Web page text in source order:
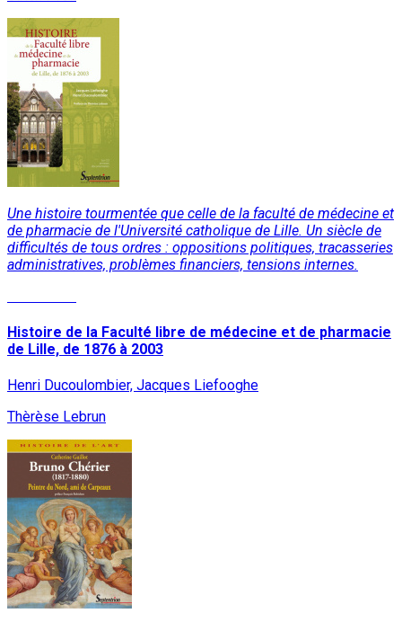
Une histoire tourmentée que celle de la faculté de médecine et
de pharmacie de l'Université catholique de Lille. Un siècle de
difficultés de tous ordres : oppositions politiques, tracasseries
administratives, problèmes financiers, tensions internes.
Histoire de la Faculté libre de médecine et de pharmacie
de Lille, de 1876 à 2003
Henri Ducoulombier, Jacques Liefooghe
Thèrèse Lebrun